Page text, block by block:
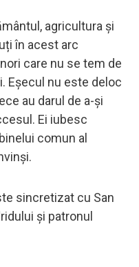
agricultura și
în acest arc
care nu se tem de
Eșecul nu este deloc
au darul de a-și
Ei iubesc
comun al
sincretizat cu San
și patronul